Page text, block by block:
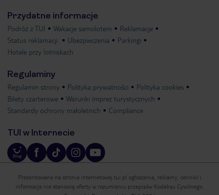
Przydatne informacje
Podróż z TUI Wakacje samolotem
Reklamacje
Status reklamacji
Ubezpieczenia
Parkingi
Hotele przy lotniskach
Regulaminy
Regulamin strony Polityka prywatności
Polityka cookies
Bilety czarterowe
Warunki imprez turystycznych
Standardy ochrony małoletnich
Compliance
TUI w Internecie
Prezentowane na stronie internetowej tui.pl ogłoszenia, reklamy, cenniki i
informacje nie stanowią oferty w rozumieniu przepisów Kodeksu Cywilnego.